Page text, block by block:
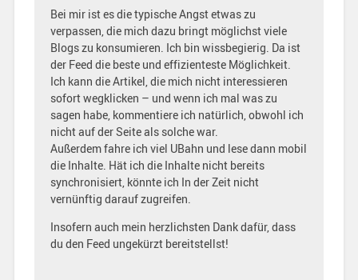
Bei mir ist es die typische Angst etwas zu
verpassen, die mich dazu bringt möglichst viele
Blogs zu konsumieren. Ich bin wissbegierig. Da ist
der Feed die beste und effizienteste Möglichkeit.
Ich kann die Artikel, die mich nicht interessieren
sofort wegklicken – und wenn ich mal was zu
sagen habe, kommentiere ich natürlich, obwohl ich
nicht auf der Seite als solche war.
Außerdem fahre ich viel UBahn und lese dann mobil
die Inhalte. Hät ich die Inhalte nicht bereits
synchronisiert, könnte ich In der Zeit nicht
vernünftig darauf zugreifen.
Insofern auch mein herzlichsten Dank dafür, dass
du den Feed ungekürzt bereitstellst!